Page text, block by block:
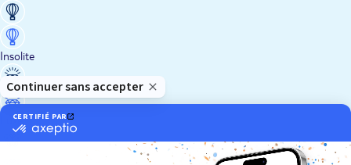
Insolite
Luxe